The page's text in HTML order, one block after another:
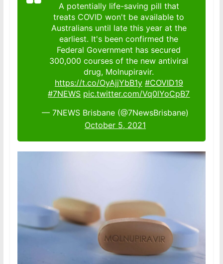
A potentially life-saving pill that
treats COVID won't be available to
Australians until late this year at the
earliest. It's been confirmed the
Federal Government has secured
300,000 courses of the new antiviral
drug, Molnupiravir.
https://t.co/OyAjjYbB1y #COVID19
#7NEWS pic.twitter.com/Vq0lYoCpB7
— 7NEWS Brisbane (@7NewsBrisbane)
October 5, 2021